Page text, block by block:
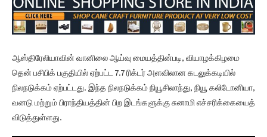
ஆஸ்திரேலியாவின் வானிலை ஆய்வு மையத்தின்படி, வியாழக்கிழமை
தென் பசிபிக் பகுதியில் ஏற்பட்ட 7.7 ரிக்டர் அளவிலான கடலுக்கடியில்
நிலநடுக்கம் ஏற்பட்டது. இந்த நிலநடுக்கம் நியூசிலாந்து, நியூ கலிடோனியா,
வனடு மற்றும் பிராந்தியத்தின் பிற இடங்களுக்கு சுனாமி எச்சரிக்கையைத்
விடுத்துள்ளது.